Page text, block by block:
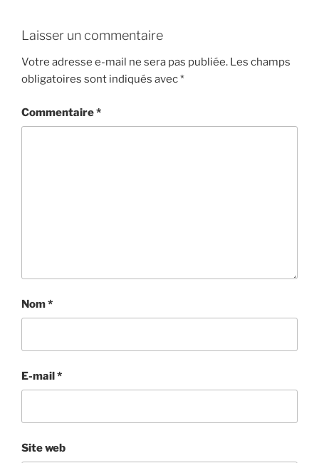
Laisser un commentaire
Votre adresse e-mail ne sera pas publiée. Les champs
obligatoires sont indiqués avec*
Commentaire*
Nom*
E-mail*
Site web